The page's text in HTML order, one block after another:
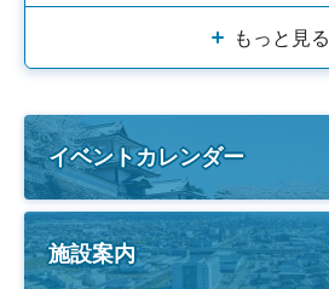
もっと見る
イベントカレンダー
施設案内